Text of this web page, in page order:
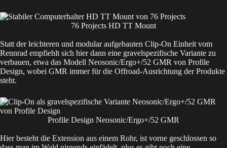
76 Projects HD TT Mount
Statt der leichteren und modular aufgebauten Clip-On Einheit vom
Rennrad empfiehlt sich hier dann eine gravelspezifische Variante zu
verbauen, etwa das Modell Neosonic/Ergo+/52 GMR von Profile
Design, wobei GMR immer für die Offroad-Ausrichtung der Produkte
steht.
Profile Design Neosonic/Ergo+/52 GMR
Hier besteht die Extension aus einem Rohr, ist vorne geschlossen so